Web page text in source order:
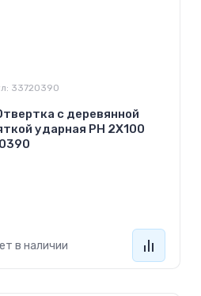
33720390
с деревянной
ударная PH 2Х100
в наличии